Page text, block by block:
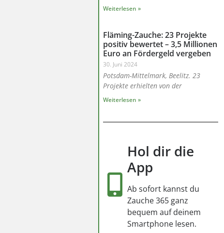
Weiterlesen »
Fläming-Zauche: 23 Projekte
positiv bewertet – 3,5 Millionen
Euro an Fördergeld vergeben
30. Juni 2024
Potsdam-Mittelmark, Beelitz. 23
Projekte erhielten von der
Weiterlesen »
Hol dir die
App
Ab sofort kannst du
Zauche 365 ganz
bequem auf deinem
Smartphone lesen.